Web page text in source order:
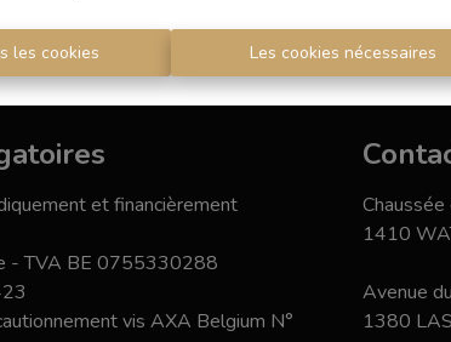
les cookies Les cookies nécessaires
et financièrement
- TVA BE 0755330288
vis AXA Belgium N°
1410
Avenue
1380